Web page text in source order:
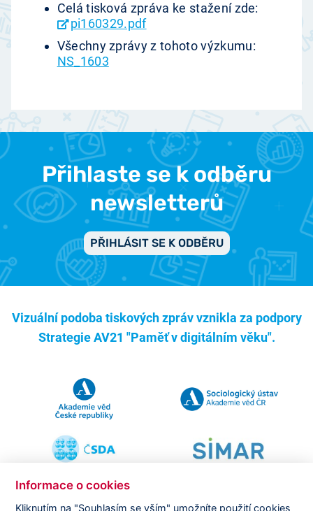
Celá tisková zpráva ke stažení zde:
pi160329.pdf
Všechny zprávy z tohoto výzkumu:
NS_1603
Přihlaste se k odběru
newsletterů
PŘIHLÁSIT SE K ODBĚRU
Vizuální podoba tiskových zpráv vznikla za podpory
Strategie AV21 "Paměť v digitálním věku".
Informace o cookies
Kliknutím na "Souhlasím se vším" umožníte použití cookies